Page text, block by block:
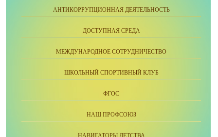
АНТИКОРРУПЦИОННАЯ ДЕЯТЕЛЬНОСТЬ
ДОСТУПНАЯ СРЕДА
МЕЖДУНАРОДНОЕ СОТРУДНИЧЕСТВО
ШКОЛЬНЫЙ СПОРТИВНЫЙ КЛУБ
ФГОС
НАШ ПРОФСОЮЗ
НАВИГАТОРЫ ДЕТСТВА